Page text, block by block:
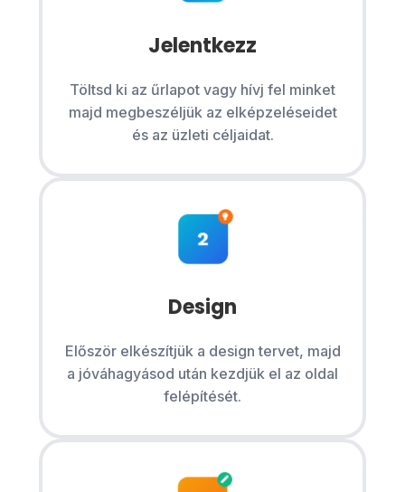
Jelentkezz
Töltsd ki az űrlapot vagy hívj fel minket
majd megbeszéljük az elképzeléseidet
és az üzleti céljaidat.
Design
Először elkészítjük a design tervet, majd
a jóváhagyásod után kezdjük el az oldal
felépítését.